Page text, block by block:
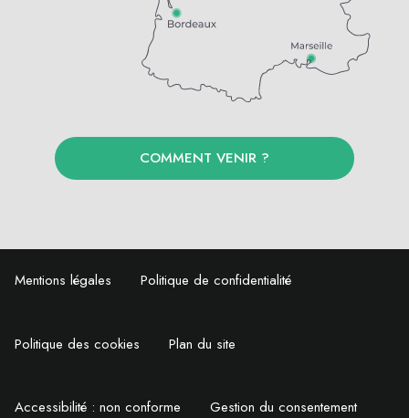
COMMENT VENIR ?
Mentions légales Politique de confidentialité
Politique des cookies Plan du site
Accessibilité : non conforme Gestion du consentement